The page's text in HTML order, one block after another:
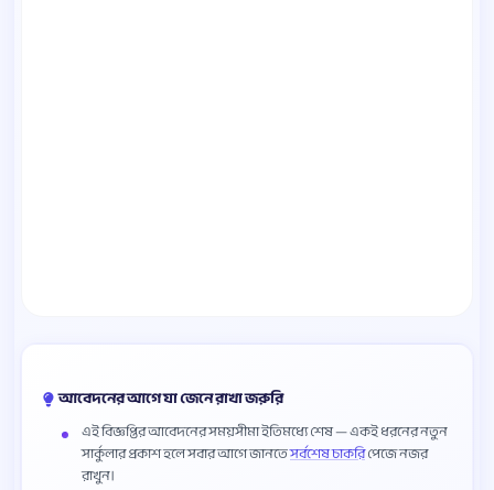
আবেদনের আগে যা জেনে রাখা জরুরি
এই বিজ্ঞপ্তির আবেদনের সময়সীমা ইতিমধ্যে শেষ — একই ধরনের নতুন
সার্কুলার প্রকাশ হলে সবার আগে জানতেসর্বশেষ চাকরিপেজে নজর
রাখুন।